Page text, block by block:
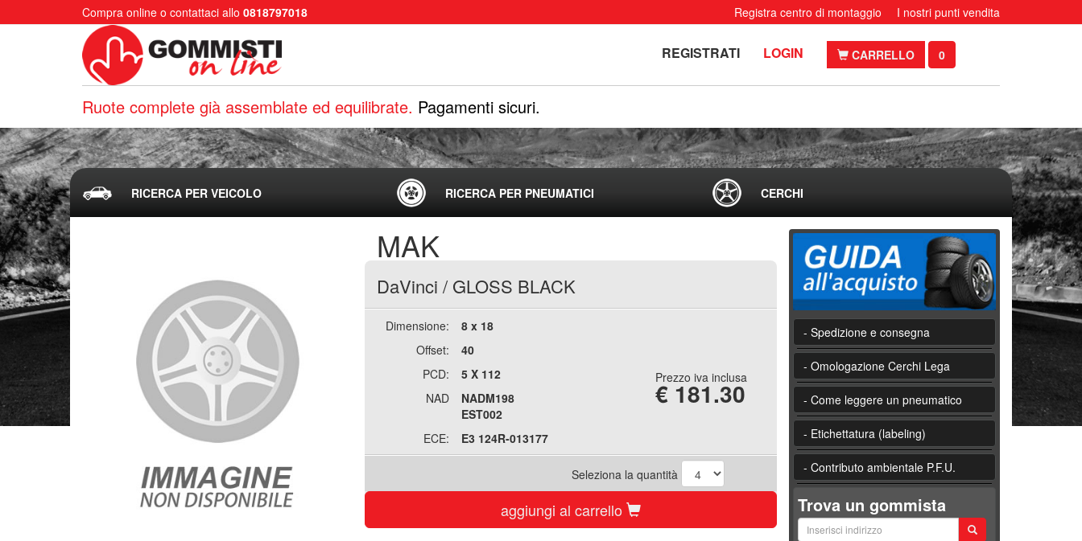
Compra online o contattaci allo 0818797018 Registra centro di montaggio I nostri punti vendita
REGISTRATI LOGIN CARRELLO 0
Ruote complete già assemblate ed equilibrate. Pagamenti sicuri.
RICERCA PER VEICOLO RICERCA PER PNEUMATICI CERCHI
MAK
DaVinci / GLOSS BLACK
Dimensione:
8 x 18
Offset:
40
PCD:
5 X 112
NAD
NADM198
EST002
ECE:
E3 124R-013177
Prezzo iva inclusa
€ 181.30
Seleziona la quantità
aggiungi al carrello
- Spedizione e consegna
- Omologazione Cerchi Lega
- Come leggere un pneumatico
- Etichettatura (labeling)
- Contributo ambientale P.F.U.
Trova un gommista